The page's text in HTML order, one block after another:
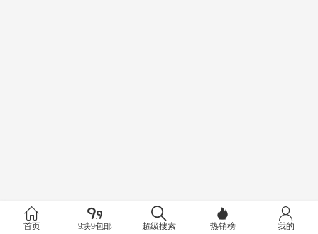
首页 9块9包邮 超级搜索 热销榜 我的